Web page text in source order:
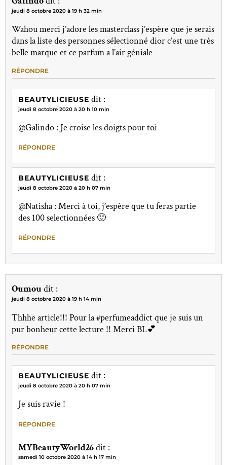
jeudi 8 octobre 2020 à 19 h 32 min
Wahou merci j’adore les masterclass j’espère que je serais
dans la liste des personnes sélectionné dior c’est une très
belle marque et ce parfum a l’air géniale
RÉPONDRE
BEAUTYLICIEUSE dit :
jeudi 8 octobre 2020 à 20 h 10 min
@Galindo : Je croise les doigts pour toi
RÉPONDRE
BEAUTYLICIEUSE dit :
jeudi 8 octobre 2020 à 20 h 07 min
@Natisha : Merci à toi, j’espère que tu feras partie
des 100 selectionnées 🙂
RÉPONDRE
Oumou dit :
jeudi 8 octobre 2020 à 19 h 14 min
Thhhe article!!! Pour la #perfumeaddict que je suis un
pur bonheur cette lecture !! Merci BL💕
RÉPONDRE
BEAUTYLICIEUSE dit :
jeudi 8 octobre 2020 à 20 h 07 min
Je suis ravie !
RÉPONDRE
MYBeautyWorld26dit :
samedi 10 octobre 2020 à 14 h 17 min